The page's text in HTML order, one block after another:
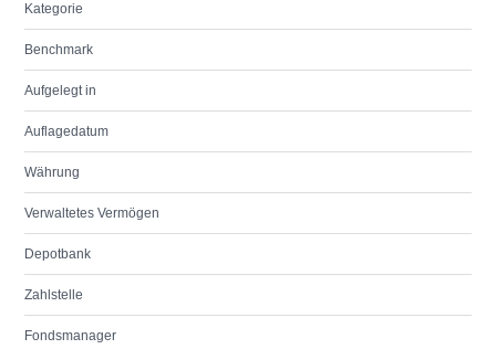
Kategorie
Benchmark
Aufgelegt in
Auflagedatum
Währung
Verwaltetes Vermögen
Depotbank
Zahlstelle
Fondsmanager